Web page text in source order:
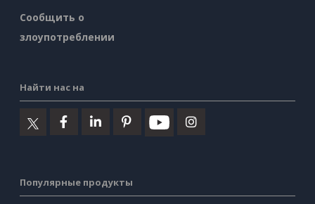
Сообщить о
злоупотреблении
Найти нас на
Популярные продукты